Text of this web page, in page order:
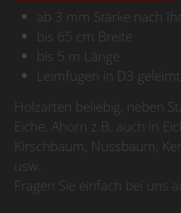
ab 3 mm Stärke nach
bis 65 cm Breite
bis 5 m Länge
Leimfugen in D3 geleimt
Holzarten beliebig, neben
Eiche, Ahorn z.B. auch in
Kirschbaum, Nussbaum,
usw.
Fragen Sie einfach bei uns